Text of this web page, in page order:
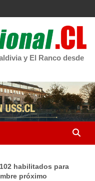
y El Ranco desde
habilitados para
próximo